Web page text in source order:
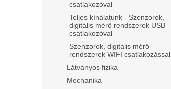
csatlakozóval
Teljes kínálatunk - Szenzorok,
digitális mérő rendszerek USB
csatlakozóval
Szenzorok, digitális mérő
rendszerek WIFI csatlakozással
Látványos fizika
Mechanika